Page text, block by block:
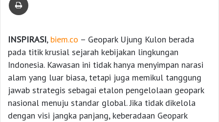
INSPIRASI, biem.co – Geopark Ujung Kulon berada
pada titik krusial sejarah kebijakan lingkungan
Indonesia. Kawasan ini tidak hanya menyimpan narasi
alam yang luar biasa, tetapi juga memikul tanggung
jawab strategis sebagai etalon pengelolaan geopark
nasional menuju standar global. Jika tidak dikelola
dengan visi jangka panjang, keberadaan Geopark